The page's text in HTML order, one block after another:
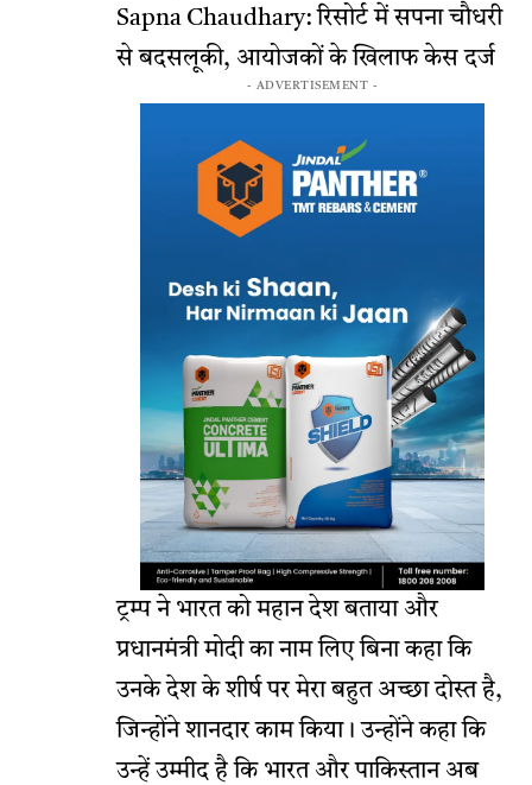
Sapna Chaudhary: रिसोर्ट में सपना चौधरी
से बदसलूकी, आयोजकों के खिलाफ केस दर्ज
- ADVERTISEMENT -
ट्रम्प ने भारत को महान देश बताया और
प्रधानमंत्री मोदी का नाम लिए बिना कहा कि
उनके देश के शीर्ष पर मेरा बहुत अच्छा दोस्त है,
जिन्होंने शानदार काम किया। उन्होंने कहा कि
उन्हें उम्मीद है कि भारत और पाकिस्तान अब